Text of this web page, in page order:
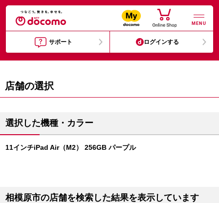
MENU
サポート ログインする
店舗の選択
選択した機種・カラー
11インチiPad Air（M2） 256GB パープル
相模原市の店舗を検索した結果を表示しています